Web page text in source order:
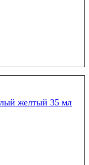
желтый 35 мл